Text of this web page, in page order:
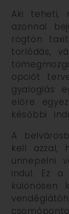
Aki teheti,
azonnal
rögtön
torlódás,
opciót
gyaloglás
előre
későbbi
A
kell azzal,
ünnepelni
indul. Ez a
különösen